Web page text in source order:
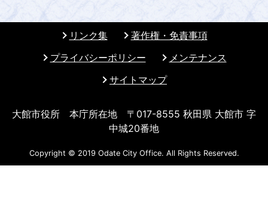
リンク集
著作権・免責事項
プライバシーポリシー
メンテナンス
サイトマップ
大館市役所 本庁所在地 〒017-8555 秋田県 大館市 字
中城20番地
Copyright © 2019 Odate City Office. All Rights Reserved.